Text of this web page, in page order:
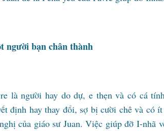
người bạn chân thành
là người hay do dự, e thẹn và có cá
định hay thay đổi, sợ bị cười chê và có
của giáo sư Juan. Việc giúp đỡ I-nhã